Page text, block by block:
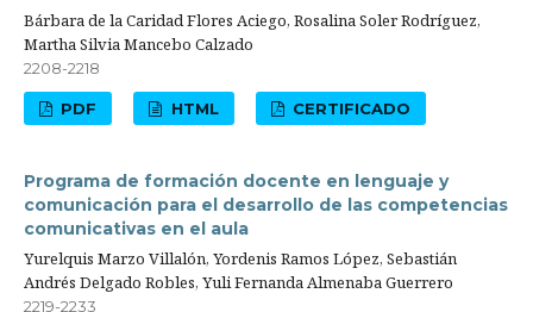
Bárbara de la Caridad Flores Aciego, Rosalina Soler Rodríguez,
Martha Silvia Mancebo Calzado
2208-2218
PDF HTML CERTIFICADO
Programa de formación docente en lenguaje y
comunicación para el desarrollo de las competencias
comunicativas en el aula
Yurelquis Marzo Villalón, Yordenis Ramos López, Sebastián
Andrés Delgado Robles, Yuli Fernanda Almenaba Guerrero
2219-2233